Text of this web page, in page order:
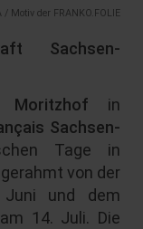
Motiv der FRANKO.FOLIE
Sachsen-
Moritzhof in
Sachsen-
Tage in
von der
und dem
14. Juli. Die